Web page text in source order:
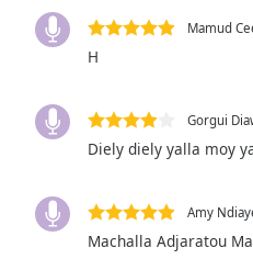
off,
selected
subtitles
settings,
subtitles
settings
dialog
Mamud
H
Gorgui
Diely diely yalla moy
Amy
Machalla Adjaratou